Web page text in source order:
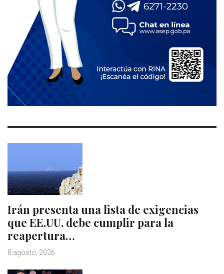
Irán presenta una lista de exigencias
que EE.UU. debe cumplir para la
reapertura…
8 agosto, 2026